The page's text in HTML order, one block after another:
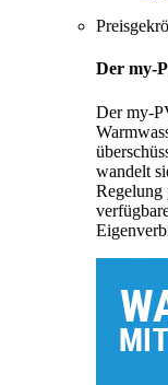
Der my-
Der my-
wandelt
Regelung